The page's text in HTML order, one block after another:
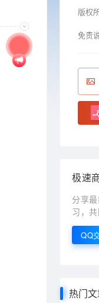
版权
免责
极速
分享
习，共
QQ
热门